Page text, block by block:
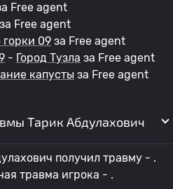
Free agent
Free agent
09 за Free agent
- Город Тузла за Free agent
капусты за Free agent
Тарик Абдулахович
получил травму - .
травма игрока - .